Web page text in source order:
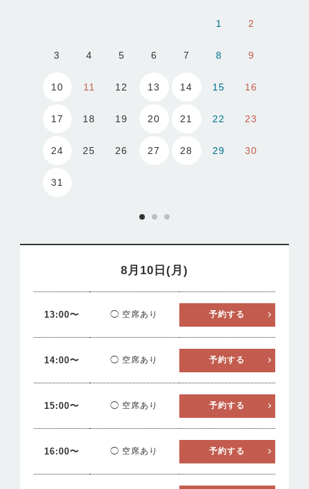
1 2
3 4 5 6 7 8 9
10 11 12 13 14 15 16
17 18 19 20 21 22 23
24 25 26 27 28 29 30
31
8月10日(月)
13:00〜 ◯ 空席あり 予約する
14:00〜 ◯ 空席あり 予約する
15:00〜 ◯ 空席あり 予約する
16:00〜 ◯ 空席あり 予約する